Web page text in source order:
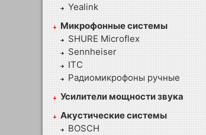
Yealink
Микрофонные системы
SHURE Microflex
Sennheiser
ITC
Радиомикрофоны ручные
Усилители мощности звука
Акустические системы
BOSCH